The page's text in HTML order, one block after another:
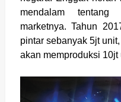
mendalam
marketnya. Tahun
pintar sebanyak 5jt
akan memproduksi 10jt